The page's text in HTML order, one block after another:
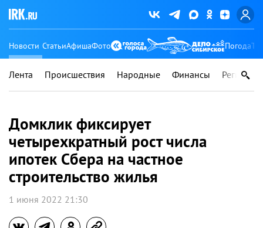
Новости СтатьиАфишаФото Погода
Лента Происшествия Народные Финансы Регионы
Домклик фиксирует
четырехкратный рост числа
ипотек Сбера на частное
строительство жилья
1 июня 2022 21:30